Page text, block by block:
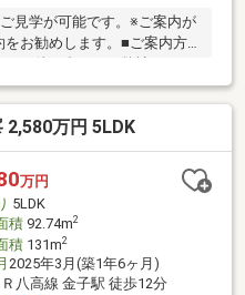
見学が可能です。※ご案内が
お勧めします。■ご案内方
じて周辺施設、周辺環境等
電話、メール等でご予約承
ていただけますと、掲載物
気軽にお問合せください。
や毎月のお支払希望額か
たします。具体的な収支シ
2,580万円 5LDK
万円
5LDK
積92.74m2
積131m2
2025年3月(築1年6ヶ月)
Ｒ八高線 金子駅 徒歩12分